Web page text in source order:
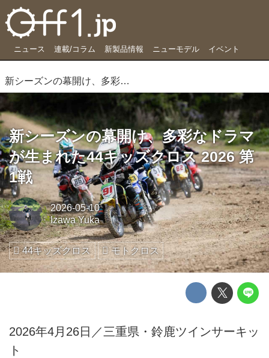
ニュース 連載/コラム 新製品情報 ニューモデル イベント
新シーズンの幕開け、多彩なドラマが生まれた44キッズクロス 2026 第1戦
新シーズンの幕開け、多彩なドラマ
が生まれた44キッズクロス 2026 第
1戦
2026-05-10
Izawa Yuka
44キッズクロス モトクロス
2026年4月26日／三重県・鈴鹿ツインサーキッ
ト